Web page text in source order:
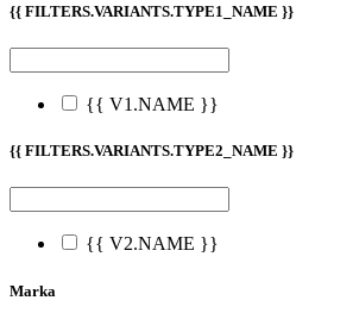
{{ FILTERS.VARIANTS.TYPE1_NAME }}
{{ V1.NAME }}
{{ FILTERS.VARIANTS.TYPE2_NAME }}
{{ V2.NAME }}
Marka